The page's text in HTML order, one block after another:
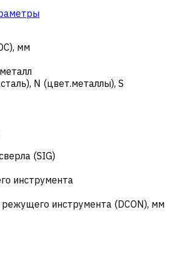
мм
, N (цвет.металлы), S
(SIG)
инструмента
инструмента (DCON), мм